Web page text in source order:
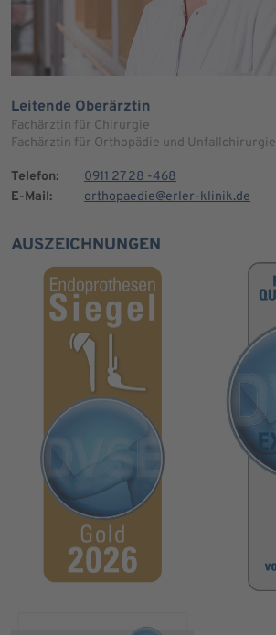
Leitende Oberärztin
Fachärztin für Chirurgie
Fachärztin für Orthopädie und Unfallchirurgie
Telefon:
0911 27 28 -468
E-Mail:
orthopaedie@erler-klinik.de
AUSZEICHNUNGEN